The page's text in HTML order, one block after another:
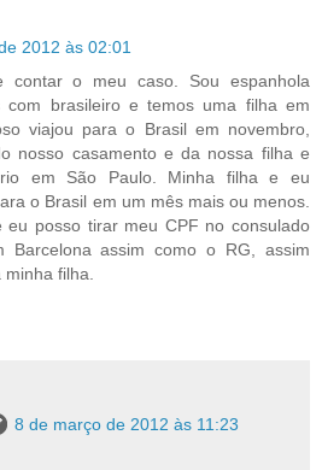
2012 às 02:01
contar o meu caso. Sou espanhola
brasileiro e temos uma filha em
viajou para o Brasil em novembro,
nosso casamento e da nossa filha e
em São Paulo. Minha filha e eu
o Brasil em um mês mais ou menos.
eu posso tirar meu CPF no consulado
Barcelona assim como o RG, assim
filha.
8 de março de 2012 às 11:23